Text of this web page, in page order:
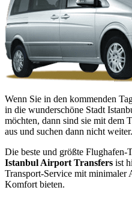
Wenn Sie in den kommenden
in die wunderschöne Stadt
möchten, dann sind sie mit dem
aus und suchen dann nicht weiter.
Die beste und größte Flughafen-
Istanbul Airport Transfers ist
Transport-Service mit minimaler
Komfort bieten.